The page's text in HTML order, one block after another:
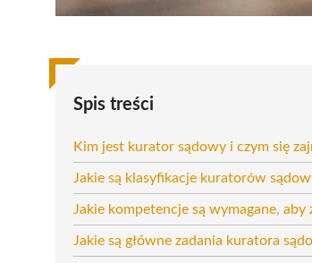
Spis treści
Kim jest kurator sądowy i czym się
Jakie są klasyfikacje kuratorów
Jakie kompetencje są wymagane,
Jakie są główne zadania kuratora